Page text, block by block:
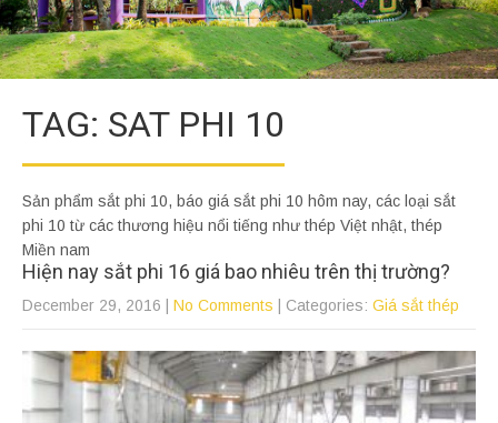
TAG: SAT PHI 10
Sản phẩm sắt phi 10, báo giá sắt phi 10 hôm nay, các loại sắt
phi 10 từ các thương hiệu nổi tiếng như thép Việt nhật, thép
Miền nam
Hiện nay sắt phi 16 giá bao nhiêu trên thị trường?
December 29, 2016 No Comments | Categories: Giá sắt thép